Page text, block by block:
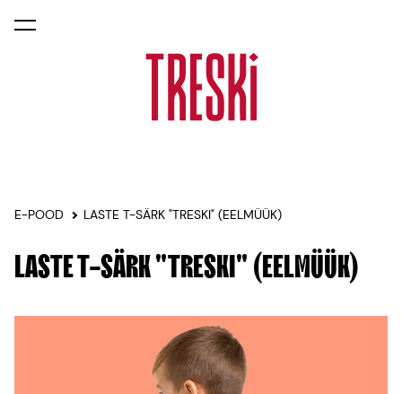
lisati ostukorvi.
E-POOD LASTE T-SÄRK "TRESKI" (EELMÜÜK)
LASTE T-SÄRK "TRESKI" (EELMÜÜK)